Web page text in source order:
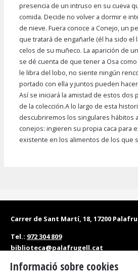
presencia de un intruso en su cueva
comida. Decide no volver a dormir e
de nieve. Fuera conoce a Conejo, un
que tratará de engañarle (él ha sido el
celos de su muñeco. La aparición de
se dé cuenta de que tener a Osa
le libra del lobo, no siente ningún
portado con ella y juntos pueden
Así se iniciará la amistad de estos dos
de la colección.A lo largo de esta
descubriremos los singulares hábitos
conejos: ingieren su propia caca para
existente en los alimentos de los que
Carrer de Sant Martí, 18,
Tel.: 972 304 809
biblioteca@palafrugell.cat
Matins: de dilluns a dissabte, de 10 a
Informació sobre cookies